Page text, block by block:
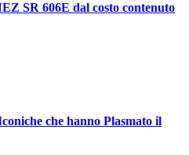
SR 606E dal costo contenuto
che hanno Plasmato il